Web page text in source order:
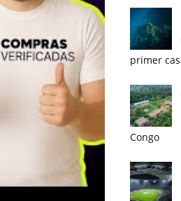
primer
Congo